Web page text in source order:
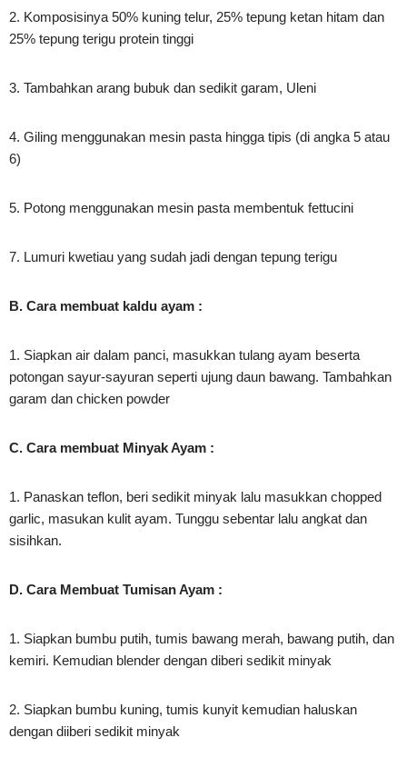
2. Komposisinya 50% kuning telur, 25% tepung ketan hitam dan
25% tepung terigu protein tinggi
3. Tambahkan arang bubuk dan sedikit garam, Uleni
4. Giling menggunakan mesin pasta hingga tipis (di angka 5 atau
6)
5. Potong menggunakan mesin pasta membentuk fettucini
7. Lumuri kwetiau yang sudah jadi dengan tepung terigu
B. Cara membuat kaldu ayam :
1. Siapkan air dalam panci, masukkan tulang ayam beserta
potongan sayur-sayuran seperti ujung daun bawang. Tambahkan
garam dan chicken powder
C. Cara membuat Minyak Ayam :
1. Panaskan teflon, beri sedikit minyak lalu masukkan chopped
garlic, masukan kulit ayam. Tunggu sebentar lalu angkat dan
sisihkan.
D. Cara Membuat Tumisan Ayam :
1. Siapkan bumbu putih, tumis bawang merah, bawang putih, dan
kemiri. Kemudian blender dengan diberi sedikit minyak
2. Siapkan bumbu kuning, tumis kunyit kemudian haluskan
dengan diiberi sedikit minyak